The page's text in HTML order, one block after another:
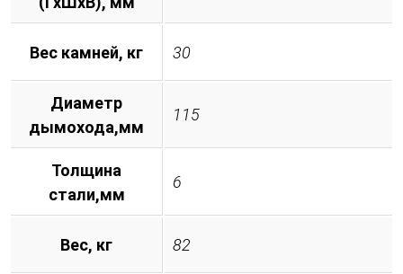
Вес камней, кг 30
Диаметр
дымохода,мм
115
Толщина
стали,мм
6
Вес, кг 82